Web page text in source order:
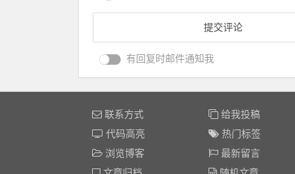
有回复时邮件通知我
联系方式
给我投稿
代码高亮
热门标签
浏览博客
最新留言